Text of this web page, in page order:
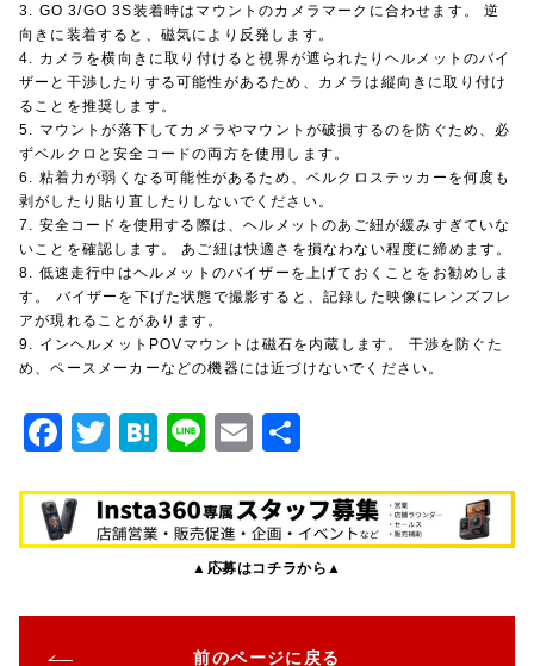
3. GO 3/GO 3S装着時はマウントのカメラマークに合わせます。 逆
向きに装着すると、磁気により反発します。
4. カメラを横向きに取り付けると視界が遮られたりヘルメットのバイ
ザーと干渉したりする可能性があるため、カメラは縦向きに取り付け
ることを推奨します。
5. マウントが落下してカメラやマウントが破損するのを防ぐため、必
ずベルクロと安全コードの両方を使用します。
6. 粘着力が弱くなる可能性があるため、ベルクロステッカーを何度も
剥がしたり貼り直したりしないでください。
7. 安全コードを使用する際は、ヘルメットのあご紐が緩みすぎていな
いことを確認します。 あご紐は快適さを損なわない程度に締めます。
8. 低速走行中はヘルメットのバイザーを上げておくことをお勧めしま
す。 バイザーを下げた状態で撮影すると、記録した映像にレンズフレ
アが現れることがあります。
9. インヘルメットPOVマウントは磁石を内蔵します。 干渉を防ぐた
め、ペースメーカーなどの機器には近づけないでください。
F
c
e
o
T
it
te
H
e
n
Li
e
E
ai
l
▲応募はコチラから▲
前のページに戻る